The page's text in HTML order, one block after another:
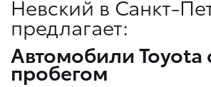
Невский в Санкт-
предлагает:
Автомобили Toyota
пробегом